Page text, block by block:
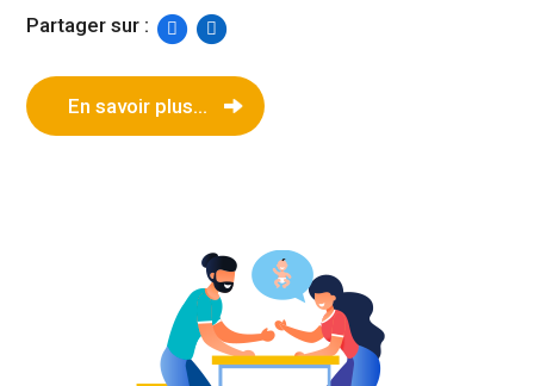
Partager sur :
En savoir plus...